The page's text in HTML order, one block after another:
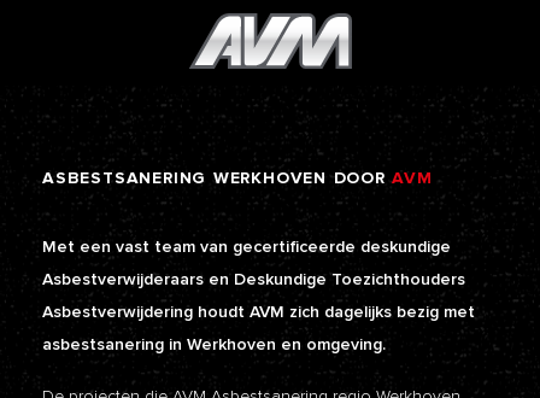
ASBESTSANERING WERKHOVEN DOOR AVM
Met een vast team van gecertificeerde deskundige
Asbestverwijderaars en Deskundige Toezichthouders
Asbestverwijdering houdt AVM zich dagelijks bezig met
asbestsanering in Werkhoven en omgeving.